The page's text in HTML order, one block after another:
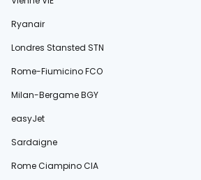
Ryanair
Londres Stansted STN
Rome-Fiumicino FCO
Milan-Bergame BGY
easyJet
Sardaigne
Rome Ciampino CIA